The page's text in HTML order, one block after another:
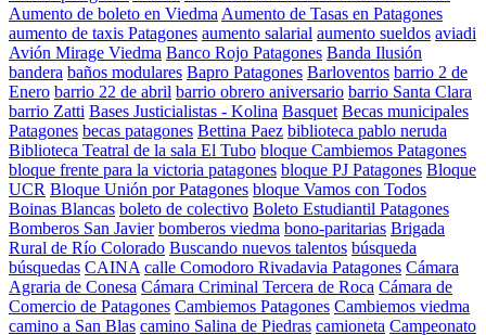
Aumento de boleto en Viedma Aumento de Tasas en Patagones
aumento de taxis Patagones aumento salarial aumento sueldos aviadi
Avión Mirage Viedma Banco Rojo Patagones Banda Ilusión
bandera baños modulares Bapro Patagones Barloventos barrio 2 de
Enero barrio 22 de abril barrio obrero aniversario barrio Santa Clara
barrio Zatti Bases Justicialistas - Kolina Basquet Becas municipales
Patagones becas patagones Bettina Paez biblioteca pablo neruda
Biblioteca Teatral de la sala El Tubo bloque Cambiemos Patagones
bloque frente para la victoria patagones bloque PJ Patagones Bloque
UCR Bloque Unión por Patagones bloque Vamos con Todos
Boinas Blancas boleto de colectivo Boleto Estudiantil Patagones
Bomberos San Javier bomberos viedma bono-paritarias Brigada
Rural de Río Colorado Buscando nuevos talentos búsqueda
búsquedas CAINA calle Comodoro Rivadavia Patagones Cámara
Agraria de Conesa Cámara Criminal Tercera de Roca Cámara de
Comercio de Patagones Cambiemos Patagones Cambiemos viedma
camino a San Blas camino Salina de Piedras camioneta Campeonato